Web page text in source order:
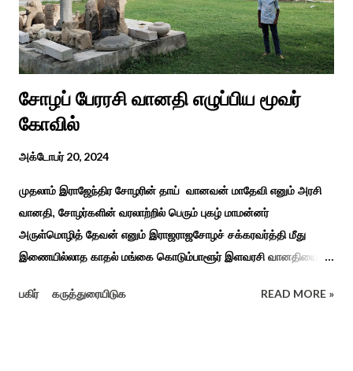
மற்றும் ஐடி மற்றும் ஆட்டிசத்திற்கான அழகப்பா பல்கலைக்கழக
சிறப்புப் பள்ளி சார்பில் இந்த ஆணடு விழா சர்வதேச மாற்று...
சோழப் பேரரசி வானதி எழுப்பிய மூவர்
கோவில்
அக்டோபர் 20, 2024
முதலாம் இராஜேந்திர சோழரின் தாய் வானவன் மாதேவி எனும் அரசி
வானதி, சோழர்களின் வரலாற்றில் பெரும் புகழ் மாமன்னர்
அருள்மொழித் தேவன் எனும் இராஜராஜசோழச் சக்கரவர்த்தி மீது
இணையில்லாத காதல் மங்கை கொடும்பாளூர் இளவரசி வானதியை
கடற்படையின் பரப்பை இலங்கை வரை சென்று வென்று வந்த
பகிர் கருத்துரையிடுக READ MORE »